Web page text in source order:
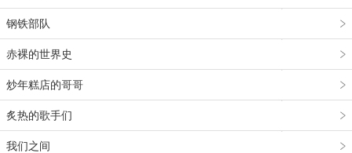
钢铁部队
赤裸的世界史
炒年糕店的哥哥
炙热的歌手们
我们之间